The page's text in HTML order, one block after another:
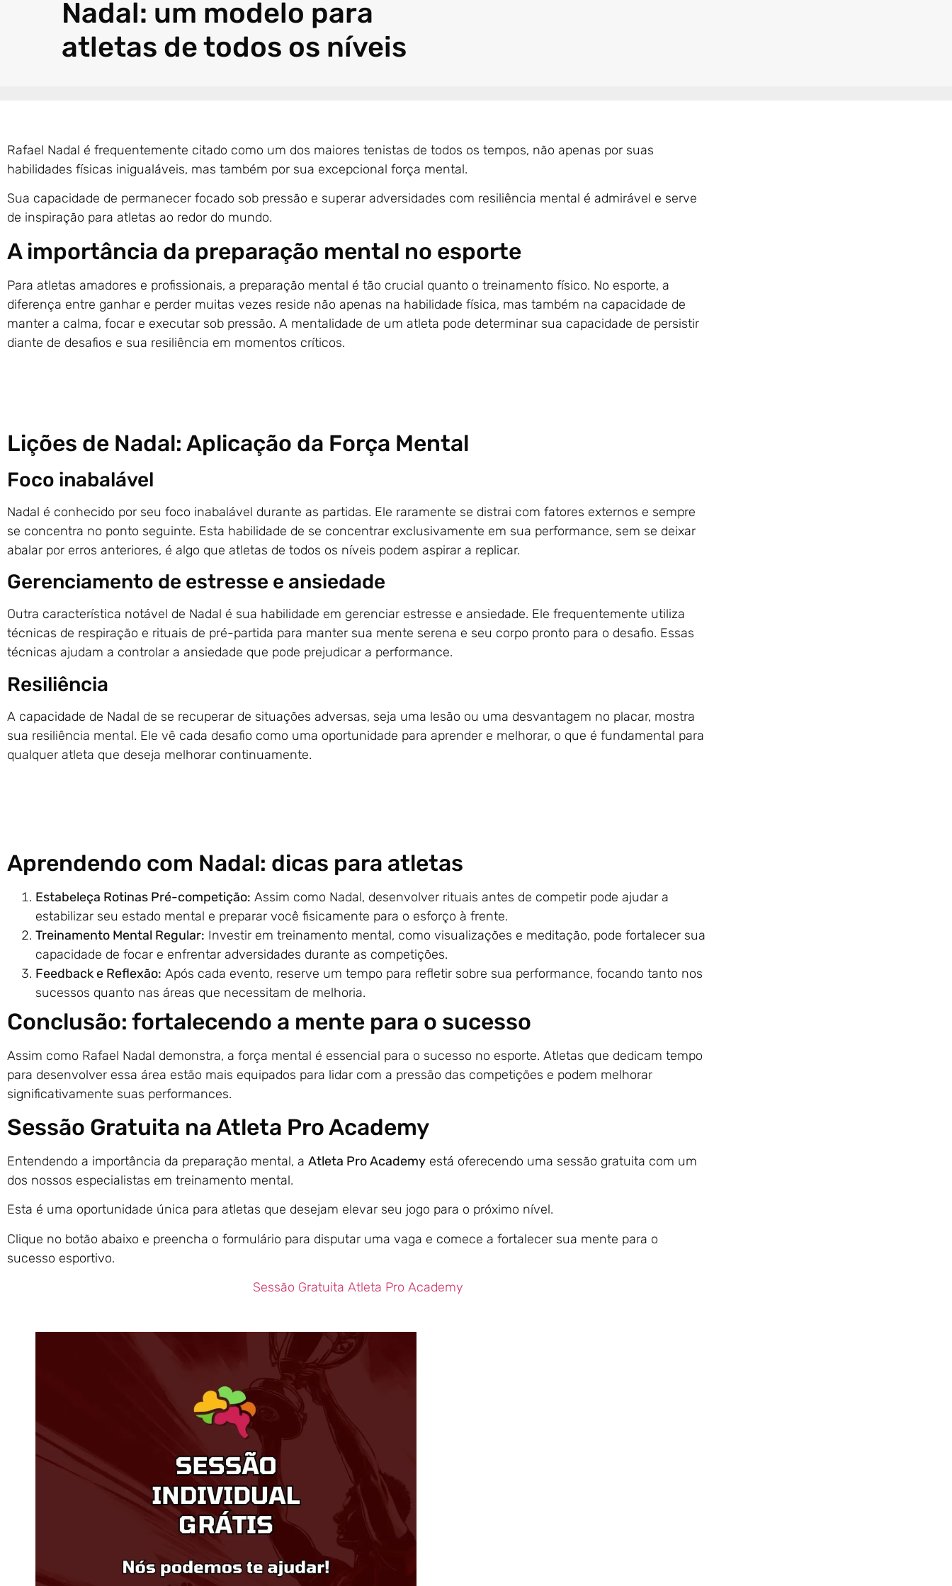
Nadal: um modelo para
atletas de todos os níveis
Rafael Nadal é frequentemente citado como um dos maiores tenistas de todos os tempos, não apenas por suas
habilidades físicas inigualáveis, mas também por sua excepcional força mental.
Sua capacidade de permanecer focado sob pressão e superar adversidades com resiliência mental é admirável e serve
de inspiração para atletas ao redor do mundo.
A importância da preparação mental no esporte
Para atletas amadores e profissionais, a preparação mental é tão crucial quanto o treinamento físico. No esporte, a
diferença entre ganhar e perder muitas vezes reside não apenas na habilidade física, mas também na capacidade de
manter a calma, focar e executar sob pressão. A mentalidade de um atleta pode determinar sua capacidade de persistir
diante de desafios e sua resiliência em momentos críticos.
Lições de Nadal: Aplicação da Força Mental
Foco inabalável
Nadal é conhecido por seu foco inabalável durante as partidas. Ele raramente se distrai com fatores externos e sempre
se concentra no ponto seguinte. Esta habilidade de se concentrar exclusivamente em sua performance, sem se deixar
abalar por erros anteriores, é algo que atletas de todos os níveis podem aspirar a replicar.
Gerenciamento de estresse e ansiedade
Outra característica notável de Nadal é sua habilidade em gerenciar estresse e ansiedade. Ele frequentemente utiliza
técnicas de respiração e rituais de pré-partida para manter sua mente serena e seu corpo pronto para o desafio. Essas
técnicas ajudam a controlar a ansiedade que pode prejudicar a performance.
Resiliência
A capacidade de Nadal de se recuperar de situações adversas, seja uma lesão ou uma desvantagem no placar, mostra
sua resiliência mental. Ele vê cada desafio como uma oportunidade para aprender e melhorar, o que é fundamental para
qualquer atleta que deseja melhorar continuamente.
Aprendendo com Nadal: dicas para atletas
Estabeleça Rotinas Pré-competição: Assim como Nadal, desenvolver rituais antes de competir pode ajudar a
estabilizar seu estado mental e preparar você fisicamente para o esforço à frente.
Treinamento Mental Regular: Investir em treinamento mental, como visualizações e meditação, pode fortalecer sua
capacidade de focar e enfrentar adversidades durante as competições.
Feedback e Reflexão: Após cada evento, reserve um tempo para refletir sobre sua performance, focando tanto nos
sucessos quanto nas áreas que necessitam de melhoria.
Conclusão: fortalecendo a mente para o sucesso
Assim como Rafael Nadal demonstra, a força mental é essencial para o sucesso no esporte. Atletas que dedicam tempo
para desenvolver essa área estão mais equipados para lidar com a pressão das competições e podem melhorar
significativamente suas performances.
Sessão Gratuita na Atleta Pro Academy
Entendendo a importância da preparação mental, a Atleta Pro Academy está oferecendo uma sessão gratuita com um
dos nossos especialistas em treinamento mental.
Esta é uma oportunidade única para atletas que desejam elevar seu jogo para o próximo nível.
Clique no botão abaixo e preencha o formulário para disputar uma vaga e comece a fortalecer sua mente para o
sucesso esportivo.
Sessão Gratuita Atleta Pro Academy